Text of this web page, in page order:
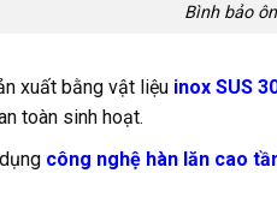
Bình bảo
xuất bằng vật liệu inox SUS
toàn sinh hoạt.
công nghệ hàn lăn cao